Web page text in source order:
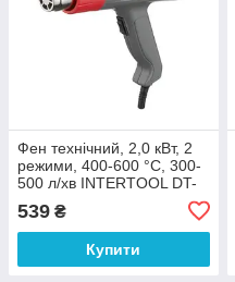
Фен технiчний, 2,0 кВт, 2
режими, 400-600 °C, 300-
500 л/хв INTERTOOL DT-
539 ₴
Купити